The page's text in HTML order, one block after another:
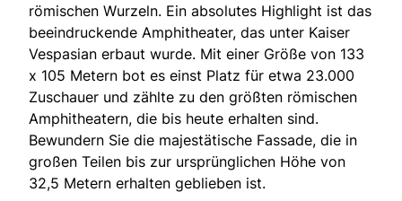
römischen Wurzeln. Ein absolutes Highlight ist das
beeindruckende Amphitheater, das unter Kaiser
Vespasian erbaut wurde. Mit einer Größe von 133
x 105 Metern bot es einst Platz für etwa 23.000
Zuschauer und zählte zu den größten römischen
Amphitheatern, die bis heute erhalten sind.
Bewundern Sie die majestätische Fassade, die in
großen Teilen bis zur ursprünglichen Höhe von
32,5 Metern erhalten geblieben ist.